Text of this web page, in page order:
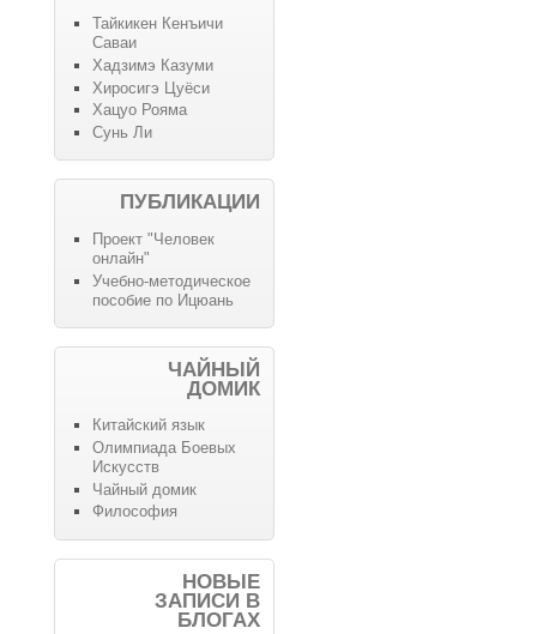
Тайкикен Кенъичи
Саваи
Хадзимэ Казуми
Хиросигэ Цуёси
Хацуо Рояма
Сунь Ли
ПУБЛИКАЦИИ
Проект "Человек
онлайн"
Учебно-методическое
пособие по Ицюань
ЧАЙНЫЙ
ДОМИК
Китайский язык
Олимпиада Боевых
Искусств
Чайный домик
Философия
НОВЫЕ
ЗАПИСИ В
БЛОГАХ